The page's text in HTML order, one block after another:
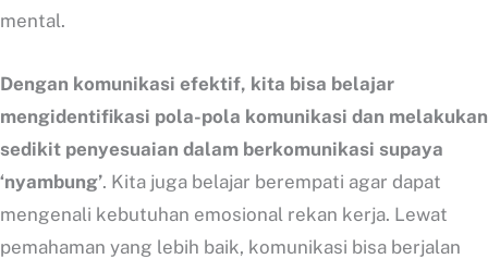
mental.
Dengan komunikasi efektif, kita bisa belajar
mengidentifikasi pola-pola komunikasi dan melakukan
sedikit penyesuaian dalam berkomunikasi supaya
‘nyambung’. Kita juga belajar berempati agar dapat
mengenali kebutuhan emosional rekan kerja. Lewat
pemahaman yang lebih baik, komunikasi bisa berjalan